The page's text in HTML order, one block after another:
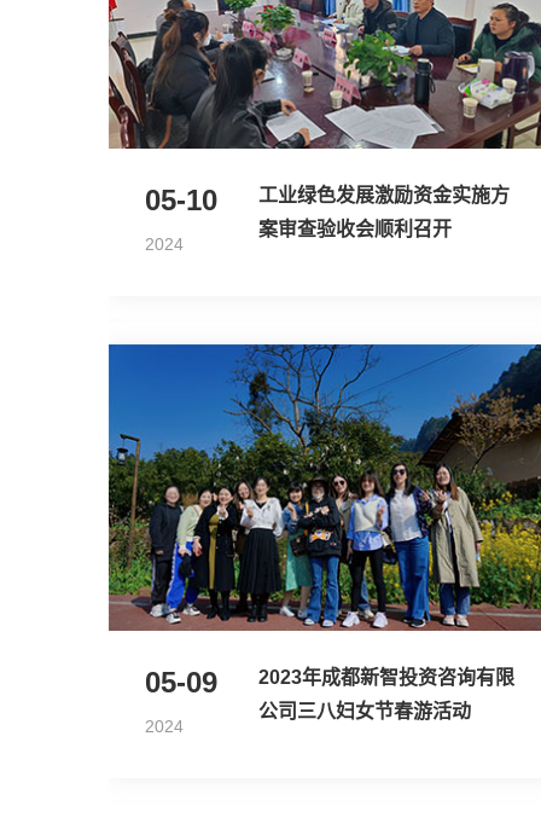
05-10
2024
工业绿色发展激励资金实施方
案审查验收会顺利召开
05-09
2024
2023年成都新智投资咨询有限
公司三八妇女节春游活动